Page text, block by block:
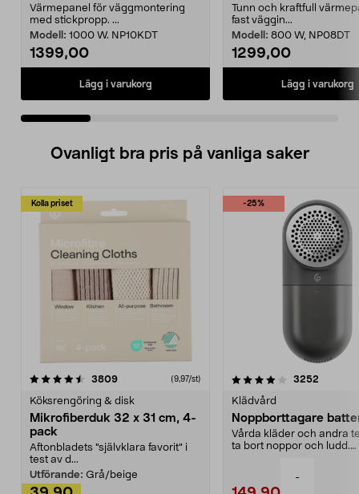
-
Värmepanel för väggmontering
med stickpropp. ...
Modell: 1000 W. NP10KDT
1399,00
Lägg i varukorg
Tunn och kraftfull
fast väggin...
Modell: 800 W, NP08DT
1299,00
Lägg i varukorg
Ovanligt bra pris på vanliga saker
Kolla priset
3809recensioner (9,97/st)
Köksrengöring & disk
Mikrofiberduk 32 x 31 cm, 4-
pack
Aftonbladets "självklara favorit” i
test av d...
Utförande: Grå/beige
-25%
4.0av 5 stjärnor 3252
Klädvård
Noppborttagare
Vårda kläder och andra
ta bort noppor och ludd.
4.5av 5 stjärnor